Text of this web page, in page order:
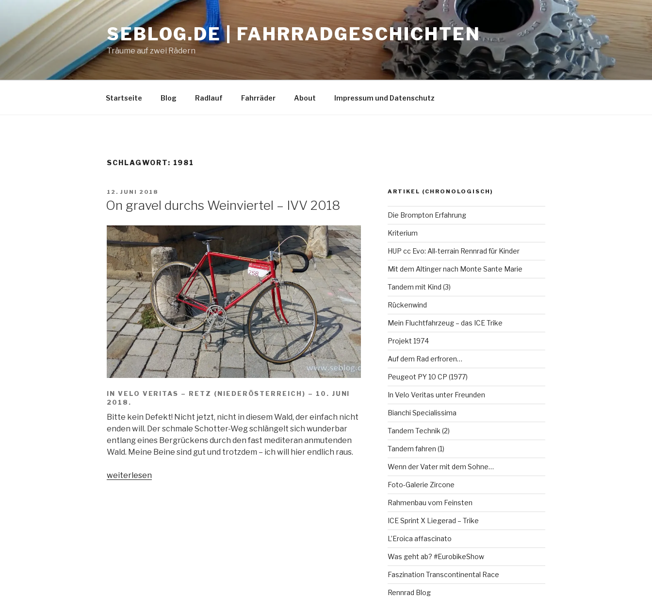
springen
SEBLOG.DE | FAHRRADGESCHICHTEN
Träume auf zwei Rädern
Startseite Blog Radlauf Fahrräder About Impressum und Datenschutz
SCHLAGWORT: 1981
VERÖFFENTLICHT
12. JUNI 2018
On gravel durchs Weinviertel – IVV 2018
IN VELO VERITAS – RETZ (NIEDERÖSTERREICH) – 10. JUNI
2018.
Bitte kein Defekt! Nicht jetzt, nicht in diesem Wald, der einfach nicht
enden will. Der schmale Schotter-Weg schlängelt sich wunderbar
entlang eines Bergrückens durch den fast mediteran anmutenden
Wald. Meine Beine sind gut und trotzdem – ich will hier endlich raus.
„On
weiterlesen
ARTIKEL (CHRONOLOGISCH)
Die Brompton Erfahrung
Kriterium
HUP cc Evo: All-terrain Rennrad für Kinder
Mit dem Altinger nach Monte Sante Marie
Tandem mit Kind (3)
Rückenwind
Mein Fluchtfahrzeug – das ICE Trike
Projekt 1974
Auf dem Rad erfroren…
Peugeot PY 10 CP (1977)
In Velo Veritas unter Freunden
Bianchi Specialissima
Tandem Technik (2)
Tandem fahren (1)
Wenn der Vater mit dem Sohne…
Foto-Galerie Zircone
Rahmenbau vom Feinsten
ICE Sprint X Liegerad – Trike
L’Eroica affascinato
Was geht ab? #EurobikeShow
Faszination Transcontinental Race
Rennrad Blog